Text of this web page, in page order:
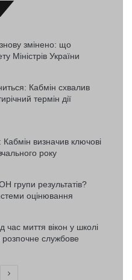
змінено: що
Міністрів України
Кабмін схвалив
термін дії
визначив ключові
року
групи результатів?
оцінювання
час миття вікон у школі
службове
Наступна